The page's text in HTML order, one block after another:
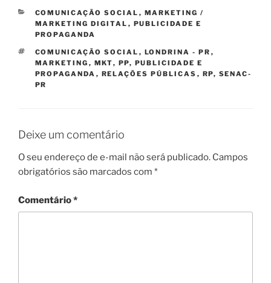
CATEGORIAS
COMUNICAÇÃO SOCIAL , MARKETING /
MARKETING DIGITAL , PUBLICIDADE E
PROPAGANDA
TAGS
COMUNICAÇÃO SOCIAL , LONDRINA - PR ,
MARKETING , MKT, PP, PUBLICIDADE E
PROPAGANDA , RELAÇÕES PÚBLICAS , RP, SENAC-
PR
Deixe um comentário
O seu endereço de e-mail não será publicado. Campos
obrigatórios são marcados com *
Comentário*